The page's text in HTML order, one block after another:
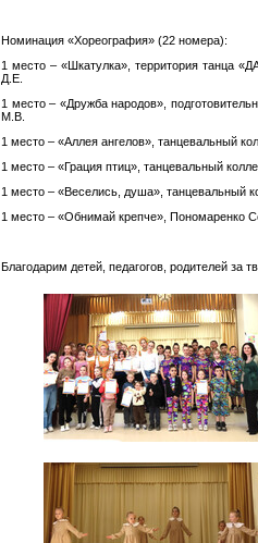
Номинация «Хореография» (22 номера):
1 место – «Шкатулка», территория танца
Д.Е.
1 место – «Дружба народов»,
М.В.
1 место – «Аллея ангелов», танцевальный
1 место – «Грация птиц», танцевальный
1 место – «Веселись, душа»,
1 место – «Обнимай крепче»,
⁣Благодарим детей, педагогов, родителей за